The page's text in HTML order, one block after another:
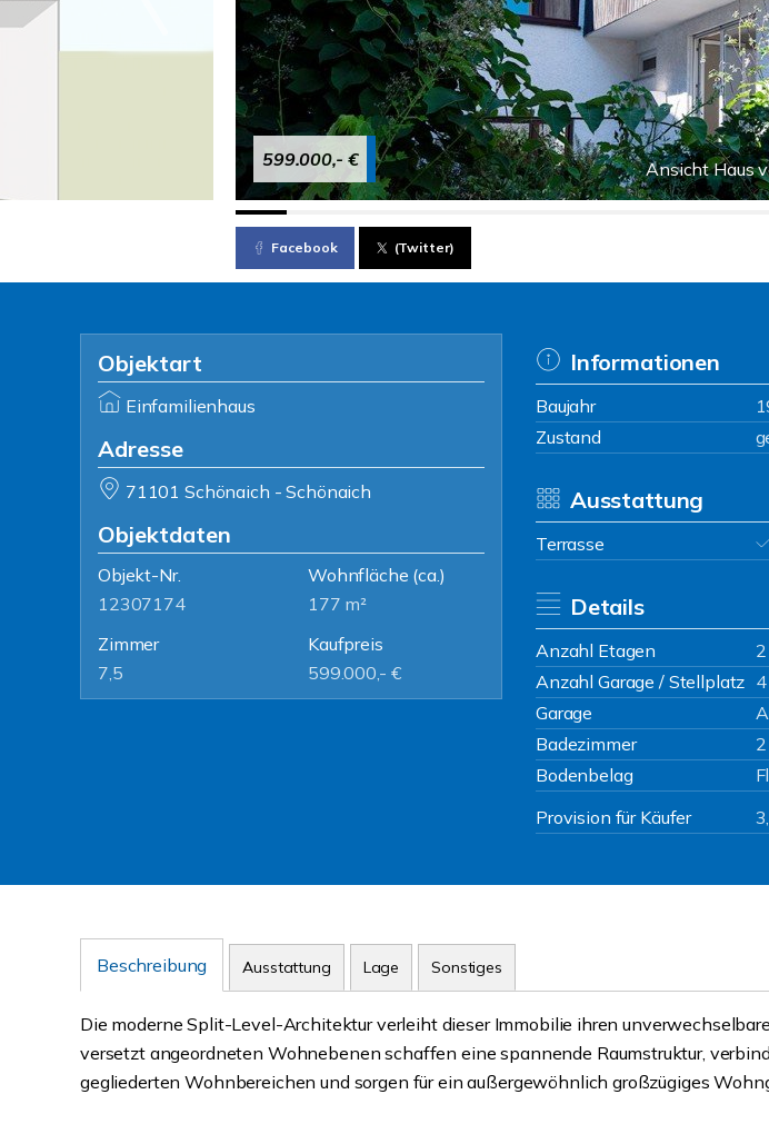
Ansicht Haus
599.000,- €
Facebook (Twitter)
Objektart
Einfamilienhaus
Adresse
71101 Schönaich - Schönaich
Objektdaten
Objekt-Nr.
12307174
Wohnfläche (ca.)
177 m²
Zimmer
7,5
Kaufpreis
599.000,- €
Informationen
Baujahr
Zustand
Ausstattung
Terrasse
Details
Anzahl Etagen 2
Anzahl Garage / Stellplatz 4
Garage
Badezimmer
2
Bodenbelag
Provision für Käufer
Beschreibung Ausstattung Lage Sonstiges
Die moderne Split-Level-Architektur verleiht dieser Immobilie ihren
versetzt angeordneten Wohnebenen schaffen eine spannende Raumstruktur,
gegliederten Wohnbereichen und sorgen für ein außergewöhnlich großzügiges